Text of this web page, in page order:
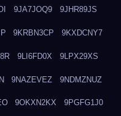
9JA7JOQ9 9JHR89JS
9KRBN3CP 9KXDCNY7
9LI6FD0X 9LPX29XS
9NAZEVEZ 9NDMZNUZ
9OKXN2KX 9PGFG1J0